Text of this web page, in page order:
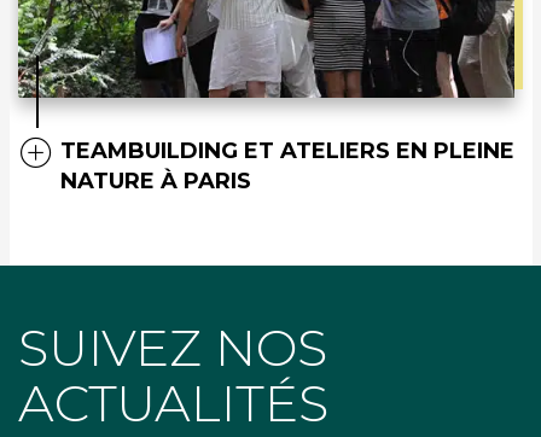
TEAMBUILDING ET ATELIERS EN PLEINE
NATURE À PARIS
SUIVEZ NOS
ACTUALITÉS